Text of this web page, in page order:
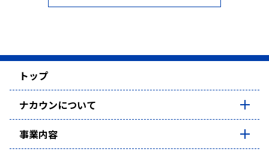
トップ
ナカウンについて
事業内容